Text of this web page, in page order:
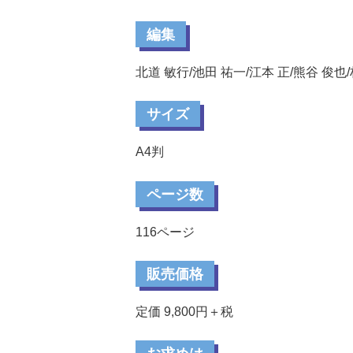
編集
北道 敏行/池田 祐一/江本 正/熊谷 俊也/
サイズ
A4判
ページ数
116ページ
販売価格
定価 9,800円＋税